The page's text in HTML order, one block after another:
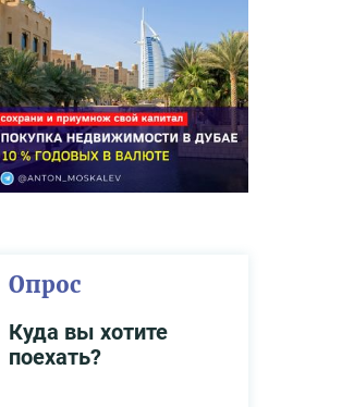
Опрос
Куда вы хотите
поехать?